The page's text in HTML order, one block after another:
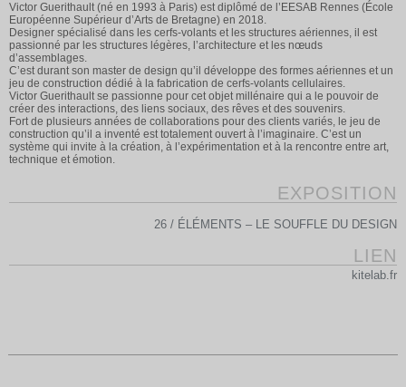
Victor Guerithault (né en 1993 à Paris) est diplômé de l’EESAB Rennes (École
Européenne Supérieur d’Arts de Bretagne) en 2018.
Designer spécialisé dans les cerfs-volants et les structures aériennes, il est
passionné par les structures légères, l’architecture et les nœuds
d’assemblages.
C’est durant son master de design qu’il développe des formes aériennes et un
jeu de construction dédié à la fabrication de cerfs-volants cellulaires.
Victor Guerithault se passionne pour cet objet millénaire qui a le pouvoir de
créer des interactions, des liens sociaux, des rêves et des souvenirs.
Fort de plusieurs années de collaborations pour des clients variés, le jeu de
construction qu’il a inventé est totalement ouvert à l’imaginaire. C’est un
système qui invite à la création, à l’expérimentation et à la rencontre entre art,
technique et émotion.
EXPOSITION
26 / ÉLÉMENTS – LE SOUFFLE DU DESIGN
LIEN
kitelab.fr